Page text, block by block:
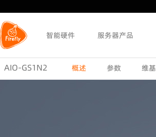
智能硬件 服务器产品
AIO-GS1N2 概述 参数 维基